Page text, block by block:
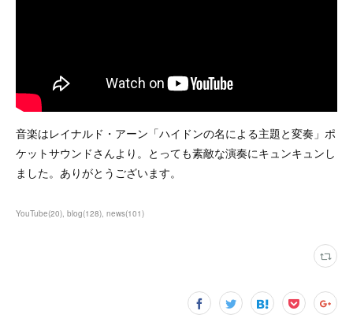
音楽はレイナルド・アーン「ハイドンの名による主題と変奏」ポ
ケットサウンドさんより。とっても素敵な演奏にキュンキュンし
ました。ありがとうございます。
YouTube(20) blog(128) news(101)